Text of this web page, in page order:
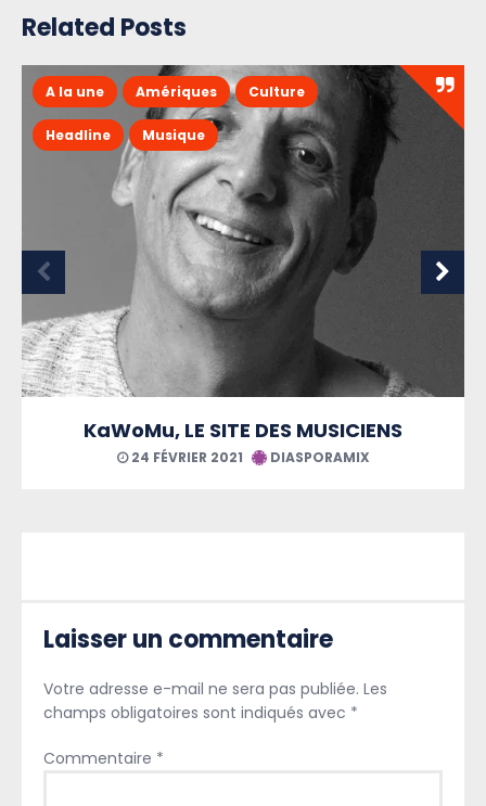
Related Posts
A la une Amériques Culture
Headline Musique
KaWoMu, LE SITE DES MUSICIENS
24 FÉVRIER 2021 DIASPORAMIX
Laisser un commentaire
Votre adresse e-mail ne sera pas publiée. Les
champs obligatoires sont indiqués avec *
Commentaire *